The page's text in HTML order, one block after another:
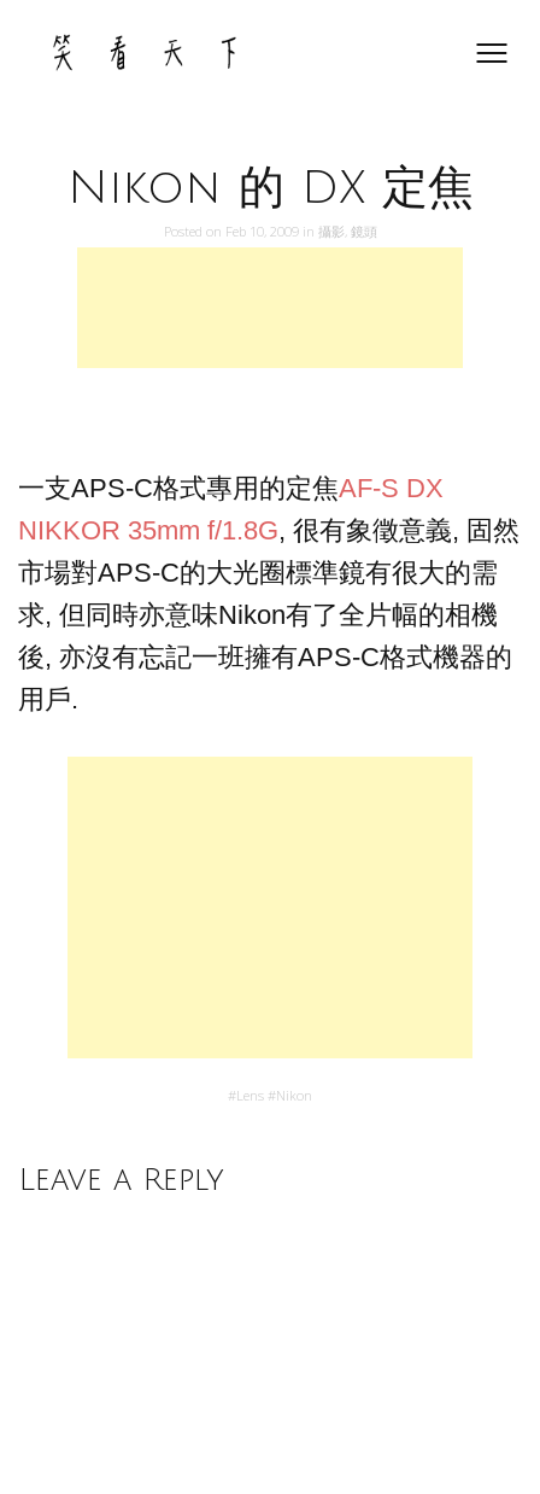
content
Nikon 的 DX 定焦
Posted on Feb 10, 2009 in 攝影, 鏡頭
一支APS-C格式專用的定焦AF-S DX
NIKKOR 35mm f/1.8G, 很有象徵意義, 固然
市場對APS-C的大光圈標準鏡有很大的需
求, 但同時亦意味Nikon有了全片幅的相機
後, 亦沒有忘記一班擁有APS-C格式機器的
用戶.
#Lens #Nikon
Leave a Reply